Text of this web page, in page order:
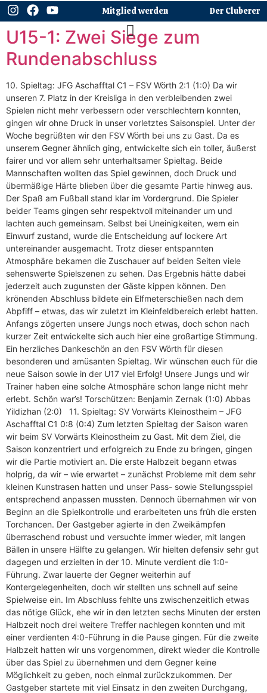
Der Cluberer
Mitglied werden
U15-1: Zwei Siege zum
Rundenabschluss
10. Spieltag: JFG Aschafftal C1 – FSV Wörth 2:1 (1:0) Da wir
unseren 7. Platz in der Kreisliga in den verbleibenden zwei
Spielen nicht mehr verbessern oder verschlechtern konnten,
gingen wir ohne Druck in unser vorletztes Saisonspiel. Unter der
Woche begrüßten wir den FSV Wörth bei uns zu Gast. Da es
unserem Gegner ähnlich ging, entwickelte sich ein toller, äußerst
fairer und vor allem sehr unterhaltsamer Spieltag. Beide
Mannschaften wollten das Spiel gewinnen, doch Druck und
übermäßige Härte blieben über die gesamte Partie hinweg aus.
Der Spaß am Fußball stand klar im Vordergrund. Die Spieler
beider Teams gingen sehr respektvoll miteinander um und
lachten auch gemeinsam. Selbst bei Uneinigkeiten, wem ein
Einwurf zustand, wurde die Entscheidung auf lockere Art
untereinander ausgemacht. Trotz dieser entspannten
Atmosphäre bekamen die Zuschauer auf beiden Seiten viele
sehenswerte Spielszenen zu sehen. Das Ergebnis hätte dabei
jederzeit auch zugunsten der Gäste kippen können. Den
krönenden Abschluss bildete ein Elfmeterschießen nach dem
Abpfiff – etwas, das wir zuletzt im Kleinfeldbereich erlebt hatten.
Anfangs zögerten unsere Jungs noch etwas, doch schon nach
kurzer Zeit entwickelte sich auch hier eine großartige Stimmung.
Ein herzliches Dankeschön an den FSV Wörth für diesen
besonderen und amüsanten Spieltag. Wir wünschen euch für die
neue Saison sowie in der U17 viel Erfolg! Unsere Jungs und wir
Trainer haben eine solche Atmosphäre schon lange nicht mehr
erlebt. Schön war’s! Torschützen: Benjamin Zernak (1:0) Abbas
Yildizhan (2:0) 11. Spieltag: SV Vorwärts Kleinostheim – JFG
Aschafftal C1 0:8 (0:4) Zum letzten Spieltag der Saison waren
wir beim SV Vorwärts Kleinostheim zu Gast. Mit dem Ziel, die
Saison konzentriert und erfolgreich zu Ende zu bringen, gingen
wir die Partie motiviert an. Die erste Halbzeit begann etwas
holprig, da wir – wie erwartet – zunächst Probleme mit dem sehr
kleinen Kunstrasen hatten und unser Pass- sowie Stellungsspiel
entsprechend anpassen mussten. Dennoch übernahmen wir von
Beginn an die Spielkontrolle und erarbeiteten uns früh die ersten
Torchancen. Der Gastgeber agierte in den Zweikämpfen
überraschend robust und versuchte immer wieder, mit langen
Bällen in unsere Hälfte zu gelangen. Wir hielten defensiv sehr gut
dagegen und erzielten in der 10. Minute verdient die 1:0-
Führung. Zwar lauerte der Gegner weiterhin auf
Kontergelegenheiten, doch wir stellten uns schnell auf seine
Spielweise ein. Im Abschluss fehlte uns zwischenzeitlich etwas
das nötige Glück, ehe wir in den letzten sechs Minuten der ersten
Halbzeit noch drei weitere Treffer nachlegen konnten und mit
einer verdienten 4:0-Führung in die Pause gingen. Für die zweite
Halbzeit hatten wir uns vorgenommen, direkt wieder die Kontrolle
über das Spiel zu übernehmen und dem Gegner keine
Möglichkeit zu geben, noch einmal zurückzukommen. Der
Gastgeber startete mit viel Einsatz in den zweiten Durchgang,